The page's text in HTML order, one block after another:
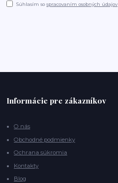
Súhlasím sospracovaním osobných údajov
Informácie pre zákazníkov
O nás
Obchodné podmienky
Ochrana súkromia
Kontakty
Blog